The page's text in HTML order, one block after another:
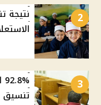
2
نتيجة
3
تنسيق الجامعات